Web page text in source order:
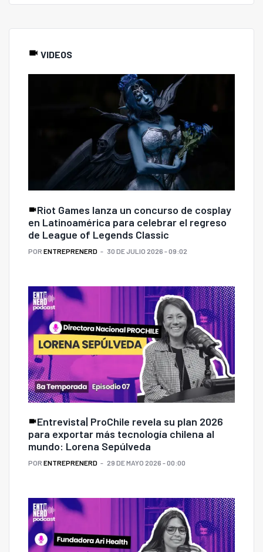
VIDEOS
Riot Games lanza un concurso de cosplay
en Latinoamérica para celebrar el regreso
de League of Legends Classic
POR ENTREPRENERD 30 DE JULIO 2026 - 09:02
Entrevista| ProChile revela su plan 2026
para exportar más tecnología chilena al
mundo: Lorena Sepúlveda
POR ENTREPRENERD 29 DE MAYO 2026 - 00:00